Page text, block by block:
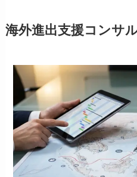
海外進出支援コンサ